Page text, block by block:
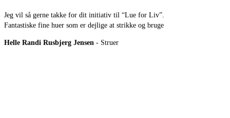
Jeg vil så gerne takke for dit initiativ til “Lue for Liv”.
Fantastiske fine huer som er dejlige at strikke og bruge
Helle Randi Rusbjerg Jensen - Struer